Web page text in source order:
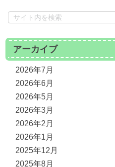
アーカイブ
2026年7月
2026年6月
2026年5月
2026年3月
2026年2月
2026年1月
2025年12月
2025年8月